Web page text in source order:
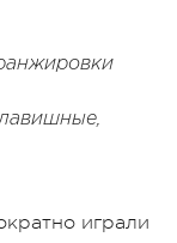
играли